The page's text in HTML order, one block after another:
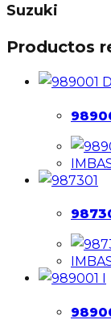
Suzuki
Productos